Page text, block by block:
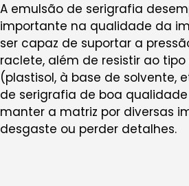
A emulsão de serigrafia
importante na qualidade da
ser capaz de suportar a
raclete, além de resistir ao
(plastisol, à base de solvente,
de serigrafia de boa
manter a matriz por diversas
desgaste ou perder detalhes.